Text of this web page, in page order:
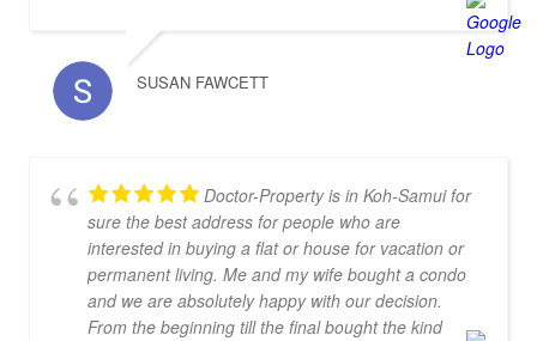
SUSAN FAWCETT
Doctor-Property is in Koh-Samui for
sure the best address for people who are
interested in buying a flat or house for vacation or
permanent living. Me and my wife bought a condo
and we are absolutely happy with our decision.
From the beginning till the final bought the kind